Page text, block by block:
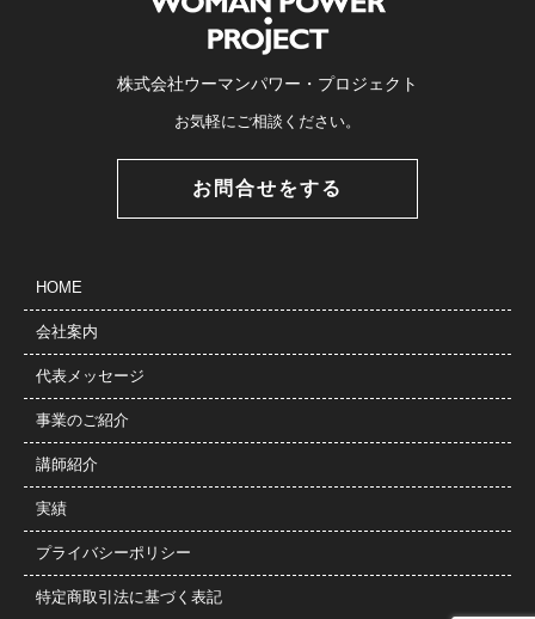
株式会社ウーマンパワー・プロジェクト
お気軽にご相談ください。
お問合せをする
HOME
会社案内
代表メッセージ
事業のご紹介
講師紹介
実績
プライバシーポリシー
特定商取引法に基づく表記